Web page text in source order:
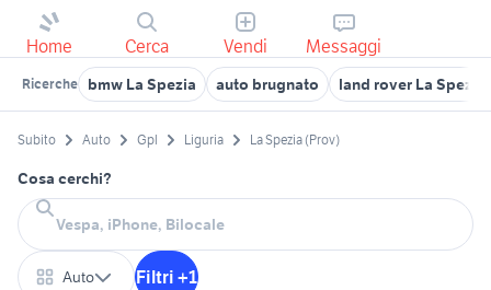
Home Cerca Vendi Messaggi
Ricerche bmw La Spezia auto brugnato land rover La
Subito Auto Gpl Liguria La Spezia (Prov)
Cosa cerchi?
Auto Filtri +1